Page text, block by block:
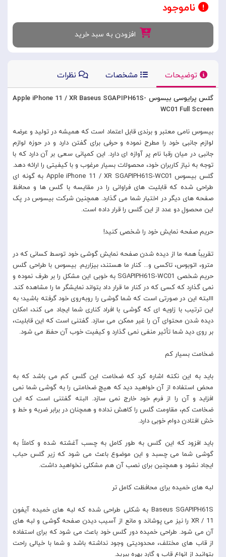
ناموجود
افزودن به سبد خرید
توضیحات مشخصات نظرات
گلس پرایوسی بیسوس Apple iPhone 11 / XR Baseus SGAPIPH61S-
WC01 Full Screen
بیسوس نامی معتبر و برندی قابل اعتماد است که همیشه در تولید و عرضه
لوازم جانبی خود را مطرح نموده و حرفی برای گفتن دارد و در حوزه لوازم
جانبی در میان رقبا نام پر آوازه ای دارد. این کمپانی سعی بر آن دارد که با
توجه به نیاز کاربران خود، محصولات بسیار مرغوب و با کیفیتی را ارائه دهد.
گلس بیسوس Apple iPhone 11 / XR SGAPIPH61S-WC01 به گونه ای
طراحی شده که قابلیت های فراوانی را در مقایسه با گلس ها و محافظ
صفحه های دیگر در اختیار شما می گذارد. همچنین شرکت بیسوس در پک
این محصول دو عدد از این گلس را قرار داده است.
حریم صفحه نمایش خود را شخصی کنید!
تقریباً همه ما از دیده شدن صفحه نمایش گوشی خود توسط کسانی که در
مترو، اتوبوس، تاکسی و... کنار ما هستند، بیزاریم. بیسوس با طراحی گلس
حریم شخصی SGAPIPH61S-WC01 به خوبی این مشکل را بر طرف نموده و
نمی گذارد که کسی که در کنار ما قرار داد بتواند نمایشگر ما را مشاهده کند.
االبته این در صورتی است که شما گوشی را روبه‌روی خود گرفته باشید؛ به
این ترتیب با زاویه ای که گوشی با افراد کناری شما ایجاد می کند، امکان
دیده شدن محتوای آن را غیر ممکن می سازد. گفتنی است که این قابلیت،
بر روی دید شما تأثیر منفی نمی گذارد و کیفیت خوب آن حفظ می شود.
ضخامت بسیار کم
باید به این نکته اشاره کرد که ضخامت این گلس کم می باشد که به
محض استفاده از آن خواهید دید که هیچ ضخامتی را به گوشی شما نمی
افزاید و آن را از فرم خود خارج نمی سازد. البته گفتنی است که این
ضخامت کم، مقاومت گلس را کاهش نداده و همچنان در برابر ضربه و خط و
خش افتادن دوام خوبی دارد.
باید افزود که این گلس به طور کامل به چسب آغشته شده و کاملاً به
گوشی شما می چسبد و این موضوع باعث می شود که زیر گلس حباب
ایجاد نشود و همچنین برای نصب آن هم مشکلی نخواهید داشت.
لبه های خمیده برای محافظت کامل تر
Baseus SGAPIPH61S به شکلی طراحی شده که لبه های خمیده آیفون
XR / 11 را نیز می پوشاند و مانع از آسیب دیدن صفحه گوشی و لبه های
آن می شود. طراحی خمیده دور گلس خود باعث می شود که برای استفاده
از قاب های مختلف، محدودیتی وجود نداشته باشد و شما با خیالی راحت
بتوانید از انواع قاب و گارد بهره ببرید.